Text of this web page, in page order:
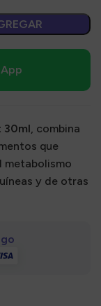
30ml, combina
que
metabolismo
y de otras